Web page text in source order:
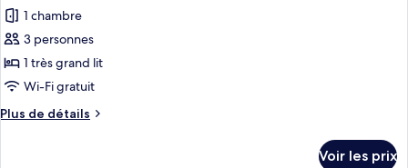
Premium,
vue
ville
pour
ce
type
de
chambre :
Superior
1 chambre
3 personnes
1 très grand lit
Wi-Fi gratuit
Plus de détails
Plus
Voir les prix